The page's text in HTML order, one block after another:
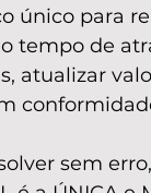
único para
tempo de
atualizar
sem